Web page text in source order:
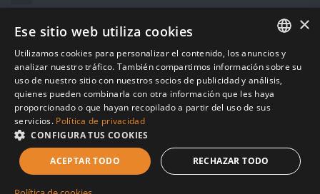
© 2010-2026 Amaseme Branding, S.L. Todos los derechos
reservados
política de privacidad
| aviso legal | política de cookies
SPANISH
CATALAN
×
Ese sitio web utiliza cookies
Utilizamos cookies para personalizar el contenido, los anuncios y
analizar nuestro tráfico. También compartimos información sobre su
uso de nuestro sitio con nuestros socios de publicidad y análisis,
quienes pueden combinarla con otra información que les haya
proporcionado o que hayan recopilado a partir del uso de sus
servicios. Política de privacidad
CONFIGURA TUS COOKIES
ACEPTAR TODO RECHAZAR TODO